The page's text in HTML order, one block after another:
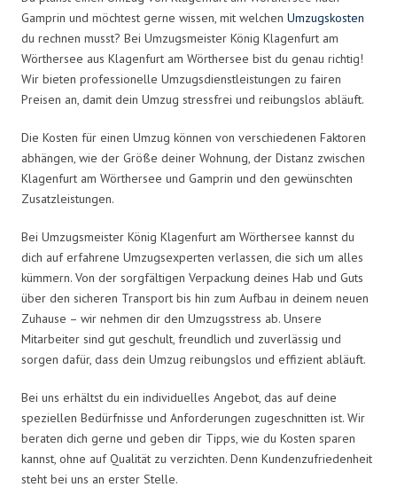
Gamprin und möchtest gerne wissen, mit welchen Umzugskosten
du rechnen musst? Bei Umzugsmeister König Klagenfurt am
Wörthersee aus Klagenfurt am Wörthersee bist du genau richtig!
Wir bieten professionelle Umzugsdienstleistungen zu fairen
Preisen an, damit dein Umzug stressfrei und reibungslos abläuft.
Die Kosten für einen Umzug können von verschiedenen Faktoren
abhängen, wie der Größe deiner Wohnung, der Distanz zwischen
Klagenfurt am Wörthersee und Gamprin und den gewünschten
Zusatzleistungen.
Bei Umzugsmeister König Klagenfurt am Wörthersee kannst du
dich auf erfahrene Umzugsexperten verlassen, die sich um alles
kümmern. Von der sorgfältigen Verpackung deines Hab und Guts
über den sicheren Transport bis hin zum Aufbau in deinem neuen
Zuhause – wir nehmen dir den Umzugsstress ab. Unsere
Mitarbeiter sind gut geschult, freundlich und zuverlässig und
sorgen dafür, dass dein Umzug reibungslos und effizient abläuft.
Bei uns erhältst du ein individuelles Angebot, das auf deine
speziellen Bedürfnisse und Anforderungen zugeschnitten ist. Wir
beraten dich gerne und geben dir Tipps, wie du Kosten sparen
kannst, ohne auf Qualität zu verzichten. Denn Kundenzufriedenheit
steht bei uns an erster Stelle.